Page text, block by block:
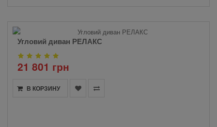
Угловий диван РЕЛАКС
21 801 грн
В КОРЗИНУ